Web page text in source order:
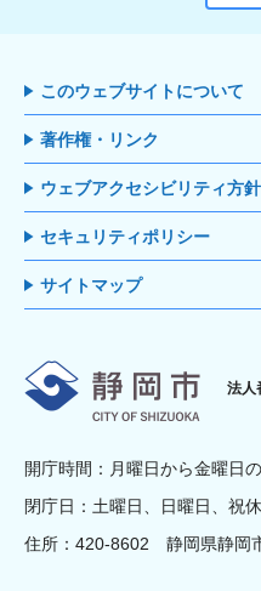
このウェブサイトについて
著作権・リンク
ウェブアクセシビリティ方針
セキュリティポリシー
サイトマップ
静法人
開庁時間：月曜日から金曜日
閉庁日：土曜日、日曜日、祝
住所：420-8602 静岡県静岡